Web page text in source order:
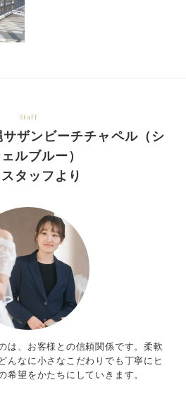
Staff
ザンビーチチャペル（シ
ルブルー）
タッフより
は、お客様との信頼関係です。柔軟
んなに小さなこだわりでも丁寧にヒ
希望をかたちにしていきます。